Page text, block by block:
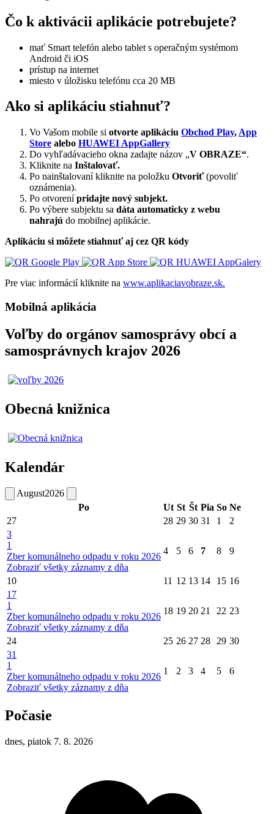
Čo k aktivácii aplikácie potrebujete?
mať Smart telefón alebo tablet s operačným systémom
Android či iOS
prístup na internet
miesto v úložisku telefónu cca 20 MB
Ako si aplikáciu stiahnuť?
Vo Vašom mobile si otvorte aplikáciu Obchod Play, App
Store alebo HUAWEI AppGallery
Do vyhľadávacieho okna zadajte názov „V OBRAZE“.
Kliknite na Inštalovať.
Po nainštalovaní kliknite na položku Otvoriť(povoliť
oznámenia).
Po otvorenípridajte nový subjekt.
Po výbere subjektu sa dáta automaticky z webu
nahrajú do mobilnej aplikácie.
Aplikáciu si môžete stiahnuť aj cez QR kódy
Pre viac informácií kliknite na www.aplikaciavobraze.sk.
Mobilná aplikácia
Voľby do orgánov samosprávy obcí a
samosprávnych krajov 2026
Obecná knižnica
Kalendár
August2026
Po
Ut St Št Pia So Ne
27
28 29 30 31 1
2
3
1
Zber komunálneho odpadu v roku 2026
Zobraziť všetky záznamy z dňa
4 5 6 7 8 9
10 11 12 13 14 15 16
17
1
Zber komunálneho odpadu v roku 2026
Zobraziť všetky záznamy z dňa
18 19 20 21 22 23
24 25 26 27 28 29 30
31
1
Zber komunálneho odpadu v roku 2026
Zobraziť všetky záznamy z dňa
1 2 3 4 5 6
Počasie
dnes, piatok 7. 8. 2026